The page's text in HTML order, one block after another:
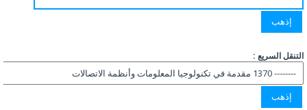
التنقل السريع :